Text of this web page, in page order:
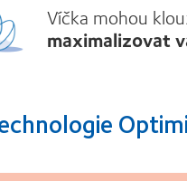
Víčka mohou
maximalizovat